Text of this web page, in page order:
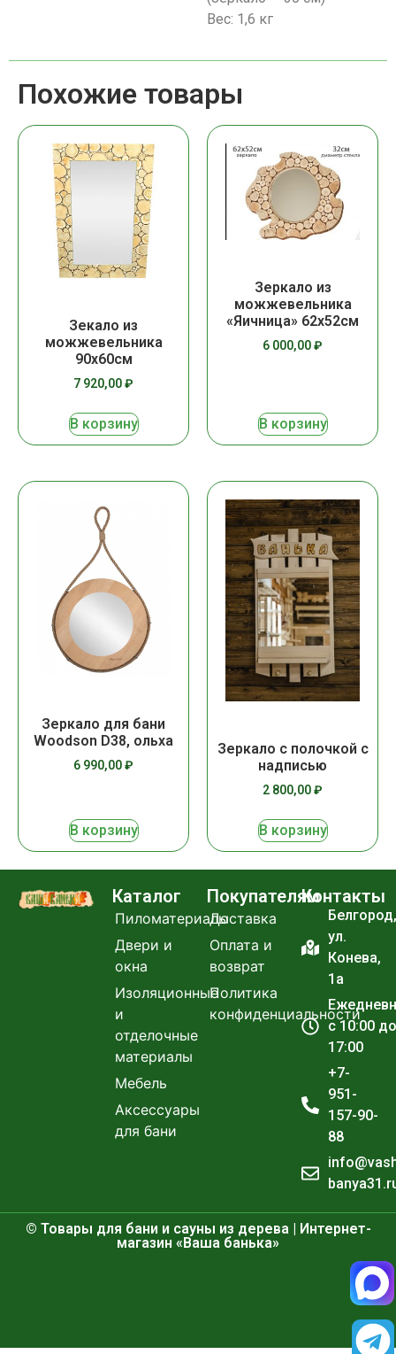
Вес: 1,6 кг
Похожие товары
Зекало из
можжевельника
90х60см
7 920,00₽
В корзину
Зеркало из
можжевельника
«Яичница» 62х52см
6 000,00₽
В корзину
Зеркало для бани
Woodson D38, ольха
6 990,00₽
В корзину
Зеркало с полочкой с
надписью
2 800,00₽
В корзину
Каталог
Пиломатериалы
Двери и
окна
Изоляционные
и
отделочные
материалы
Мебель
Аксессуары
для бани
Покупателям
Доставка
Оплата и
возврат
Политика
конфиденциальности
Контакты
Белгород,
ул.
Конева,
1а
с 10:00 до
17:00
+7-
951-
157-90-
88
© Товары для бани и сауны из дерева | Интернет-
магазин «Ваша банька»